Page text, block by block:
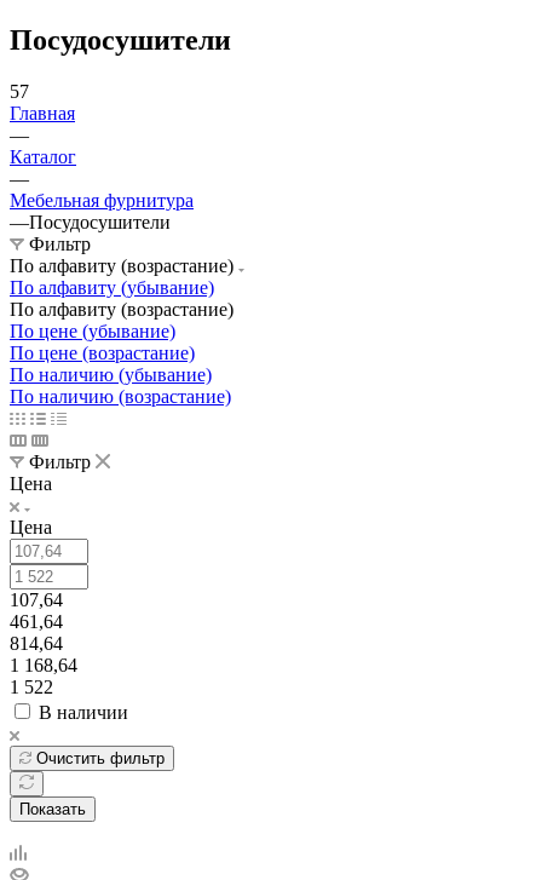
Посудосушители
57
Главная
—
Каталог
—
Мебельная фурнитура
—Посудосушители
Фильтр
По алфавиту (возрастание)
По алфавиту (убывание)
По алфавиту (возрастание)
По цене (убывание)
По цене (возрастание)
По наличию (убывание)
По наличию (возрастание)
Фильтр
Цена
Цена
107,64
461,64
814,64
1 168,64
1 522
В наличии
Очистить фильтр
Показать